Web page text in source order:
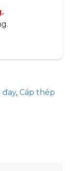
đay, Cáp thép